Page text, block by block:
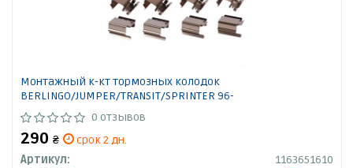
Монтажный к-кт тормозных колодок
BERLINGO/JUMPER/TRANSIT/SPRINTER 96-
0 отзывов
290 ₴
срок 2 дн.
Артикул:
1163651610